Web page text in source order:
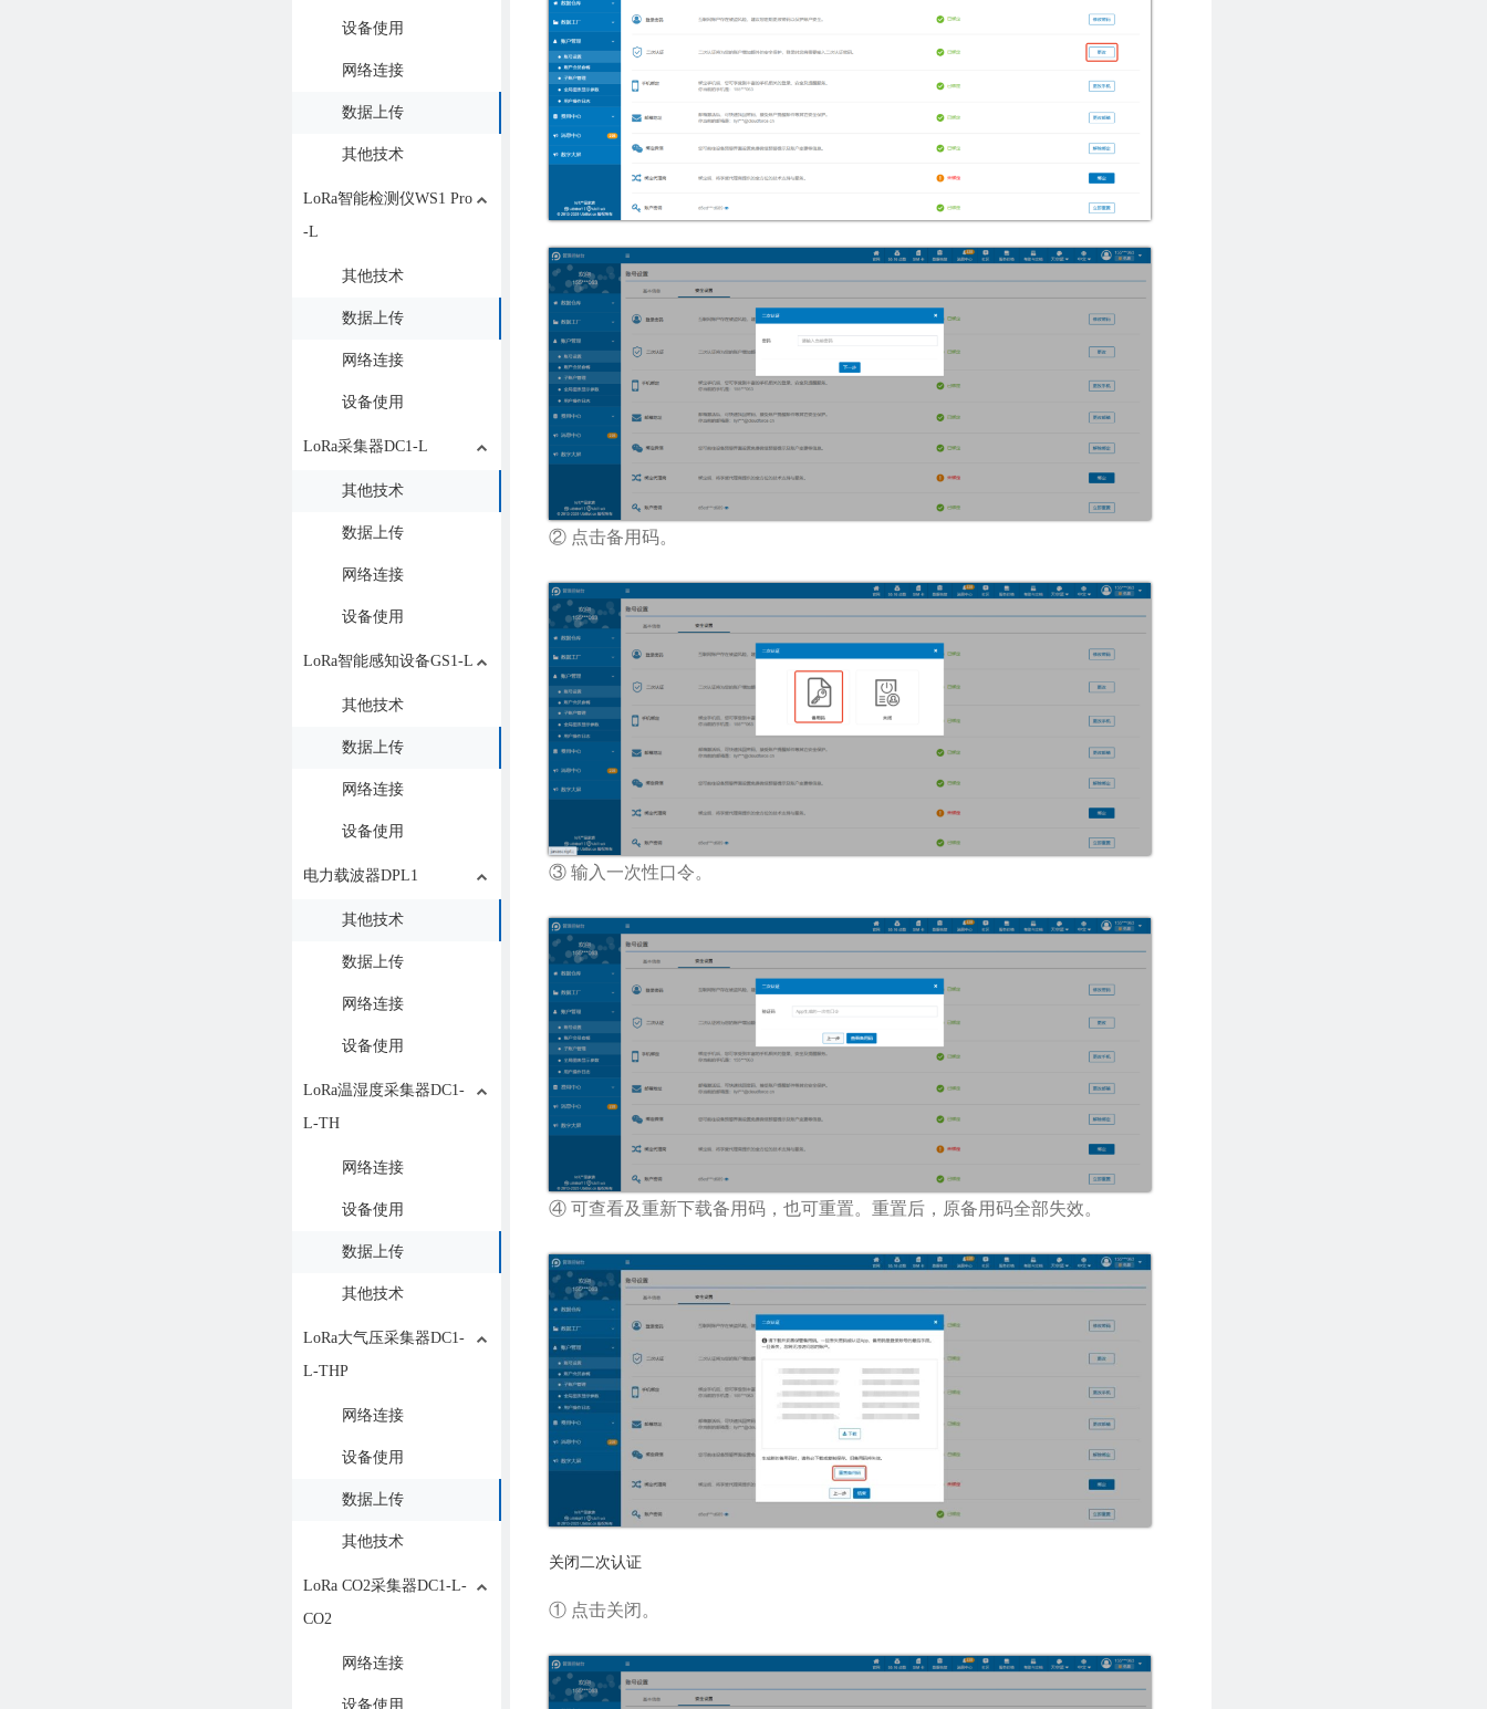
设备使用
网络连接
数据上传
其他技术
LoRa智能检测仪WS1 Pro
-L
其他技术
数据上传
网络连接
设备使用
LoRa采集器DC1-L
其他技术
数据上传
网络连接
设备使用
LoRa智能感知设备GS1-L
其他技术
数据上传
网络连接
设备使用
电力载波器DPL1
其他技术
数据上传
网络连接
设备使用
LoRa温湿度采集器DC1-
L-TH
网络连接
设备使用
数据上传
其他技术
LoRa大气压采集器DC1-
L-THP
网络连接
设备使用
数据上传
其他技术
LoRa CO2采集器DC1-L-
CO2
网络连接
设备使用
② 点击备用码。
③ 输入一次性口令。
④ 可查看及重新下载备用码，也可重置。重置后，原备用码全部失效。
关闭二次认证
① 点击关闭。